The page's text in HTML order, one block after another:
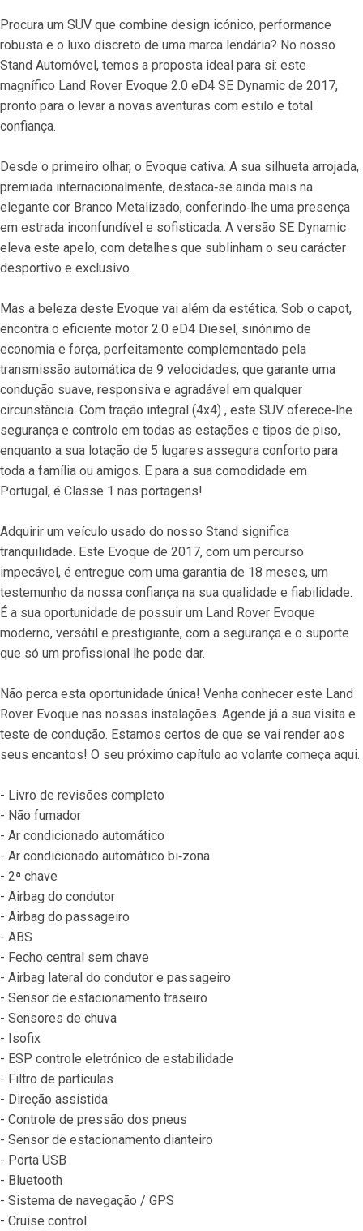
Procura um SUV que combine design icónico, performance
robusta e o luxo discreto de uma marca lendária? No nosso
Stand Automóvel, temos a proposta ideal para si: este
magnífico Land Rover Evoque 2.0 eD4 SE Dynamic de 2017,
pronto para o levar a novas aventuras com estilo e total
confiança.
Desde o primeiro olhar, o Evoque cativa. A sua silhueta arrojada,
premiada internacionalmente, destaca‐se ainda mais na
elegante cor Branco Metalizado, conferindo‐lhe uma presença
em estrada inconfundível e sofisticada. A versão SE Dynamic
eleva este apelo, com detalhes que sublinham o seu carácter
desportivo e exclusivo.
Mas a beleza deste Evoque vai além da estética. Sob o capot,
encontra o eficiente motor 2.0 eD4 Diesel, sinónimo de
economia e força, perfeitamente complementado pela
transmissão automática de 9 velocidades, que garante uma
condução suave, responsiva e agradável em qualquer
circunstância. Com tração integral (4x4) , este SUV oferece‐lhe
segurança e controlo em todas as estações e tipos de piso,
enquanto a sua lotação de 5 lugares assegura conforto para
toda a família ou amigos. E para a sua comodidade em
Portugal, é Classe 1 nas portagens!
Adquirir um veículo usado do nosso Stand significa
tranquilidade. Este Evoque de 2017, com um percurso
impecável, é entregue com uma garantia de 18 meses, um
testemunho da nossa confiança na sua qualidade e fiabilidade.
É a sua oportunidade de possuir um Land Rover Evoque
moderno, versátil e prestigiante, com a segurança e o suporte
que só um profissional lhe pode dar.
Não perca esta oportunidade única! Venha conhecer este Land
Rover Evoque nas nossas instalações. Agende já a sua visita e
teste de condução. Estamos certos de que se vai render aos
seus encantos! O seu próximo capítulo ao volante começa aqui.
- Livro de revisões completo
- Não fumador
- Ar condicionado automático
- Ar condicionado automático bi‐zona
- 2ª chave
- Airbag do condutor
- Airbag do passageiro
- ABS
- Fecho central sem chave
- Airbag lateral do condutor e passageiro
- Sensor de estacionamento traseiro
- Sensores de chuva
- Isofix
- ESP controle eletrónico de estabilidade
- Filtro de partículas
- Direção assistida
- Controle de pressão dos pneus
- Sensor de estacionamento dianteiro
- Porta USB
- Bluetooth
- Sistema de navegação / GPS
- Cruise control